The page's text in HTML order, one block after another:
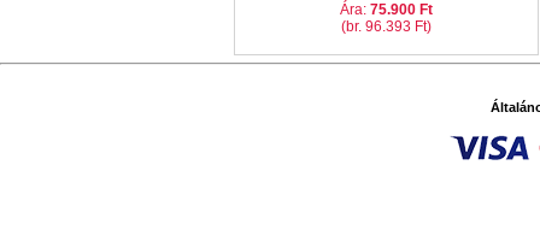
Ára:75.900 Ft
(br. 96.393 Ft)